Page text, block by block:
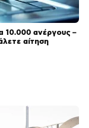
10.000 ανέργους –
αίτηση